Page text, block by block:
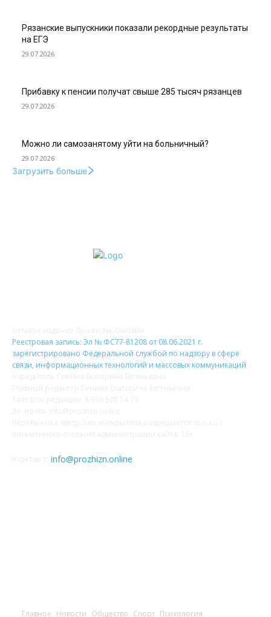
Рязанские выпускники показали рекордные результаты
на ЕГЭ
29.07.2026
Прибавку к пенсии получат свыше 285 тысяч рязанцев
29.07.2026
Можно ли самозанятому уйти на больничный?
29.07.2026
Загрузить больше
Реестровая запись: Эл № ФС77-81208 от 08.06.2021 г.
зарегистрировано Федеральной службой по надзору в сфере
связи, информационных технологий и массовых коммуникаций
info@prozhizn.online
Главное Новости Общество Спорт Психология